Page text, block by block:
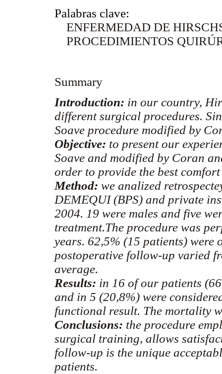
Palabras clave:
ENFERMEDAD DE
PROCEDIMIENTOS
Summary
Introduction: in our country,
different surgical procedures.
Soave procedure modified by
Objective: to present our
Soave and modified by Coran
order to provide the best
Method: we analized
DEMEQUI (BPS) and private
2004. 19 were males and five
treatment.The procedure was
years. 62,5% (15 patients) were
postoperative follow-up varied
average.
Results: in 16 of our patients
and in 5 (20,8%) were
functional result. The mortality
Conclusions: the procedure
surgical training, allows
follow-up is the unique
patients.